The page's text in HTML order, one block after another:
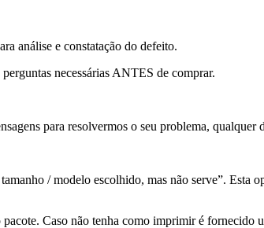
análise e constatação do defeito.
necessárias ANTES de comprar.
para resolvermos o seu problema, qualquer
/ modelo escolhido, mas não serve”. Esta
Caso não tenha como imprimir é fornecido